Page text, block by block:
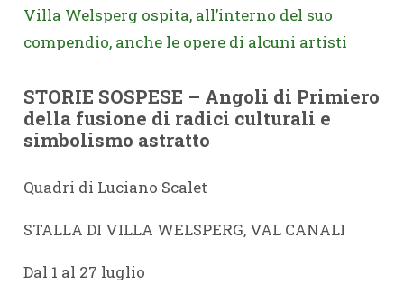
Villa Welsperg ospita, all’interno del suo
compendio, anche le opere di alcuni artisti
STORIE SOSPESE – Angoli di Primiero
della fusione di radici culturali e
simbolismo astratto
Quadri di Luciano Scalet
STALLA DI VILLA WELSPERG, VAL CANALI
Dal 1 al 27 luglio